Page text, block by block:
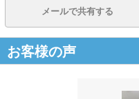
メールで共有する
お客様の声